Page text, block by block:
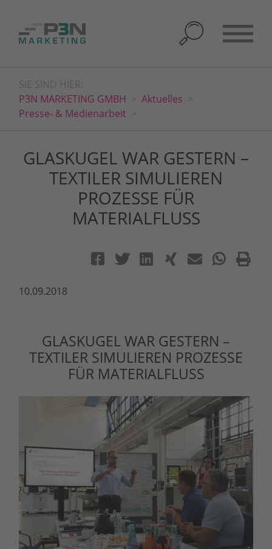
SIE SIND HIER:
P3N MARKETING GMBH
Aktuelles
Presse- & Medienarbeit
GLASKUGEL WAR GESTERN –
TEXTILER SIMULIEREN
PROZESSE FÜR
MATERIALFLUSS
10.09.2018
GLASKUGEL WAR GESTERN –
TEXTILER SIMULIEREN PROZESSE
FÜR MATERIALFLUSS